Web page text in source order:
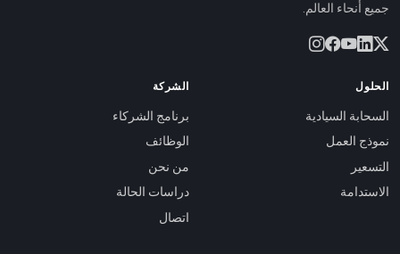
جميع أنحاء العالم.
الحلول
السحابة السيادية
نموذج العمل
التسعير
الاستدامة
الشركة
برنامج الشركاء
الوظائف
من نحن
دراسات الحالة
اتصال